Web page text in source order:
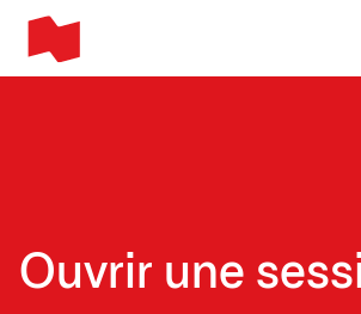
Ouvrir une